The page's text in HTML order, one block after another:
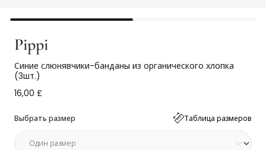
Pippi
Синие слюнявчики-банданы из органического хлопка
(3шт.)
16,00 £
Выбрать размер Таблица размеров